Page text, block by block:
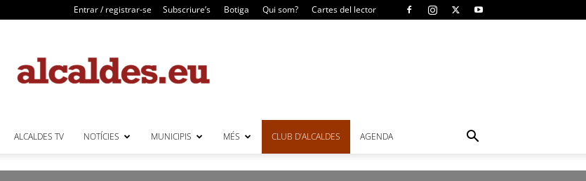
Entrar / registrar-se Subscriure’s Botiga Qui som? Cartes del lector
ALCALDES TV NOTÍCIES MUNICIPIS MÉS CLUB D’ALCALDES AGENDA